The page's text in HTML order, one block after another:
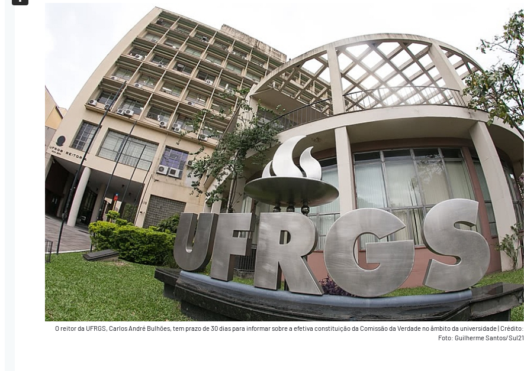
O reitor da UFRGS, Carlos André Bulhões, tem prazo de 30 dias para informar sobre a efetiva constituição da Comissão da Verdade no âmbito da universidade|Crédito:
Foto: Guilherme Santos/Sul21